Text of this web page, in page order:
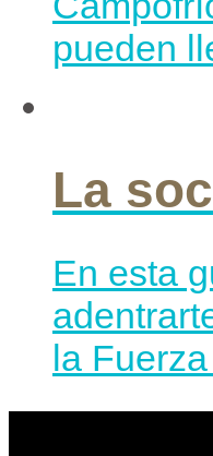
pueden
La
En esta
la